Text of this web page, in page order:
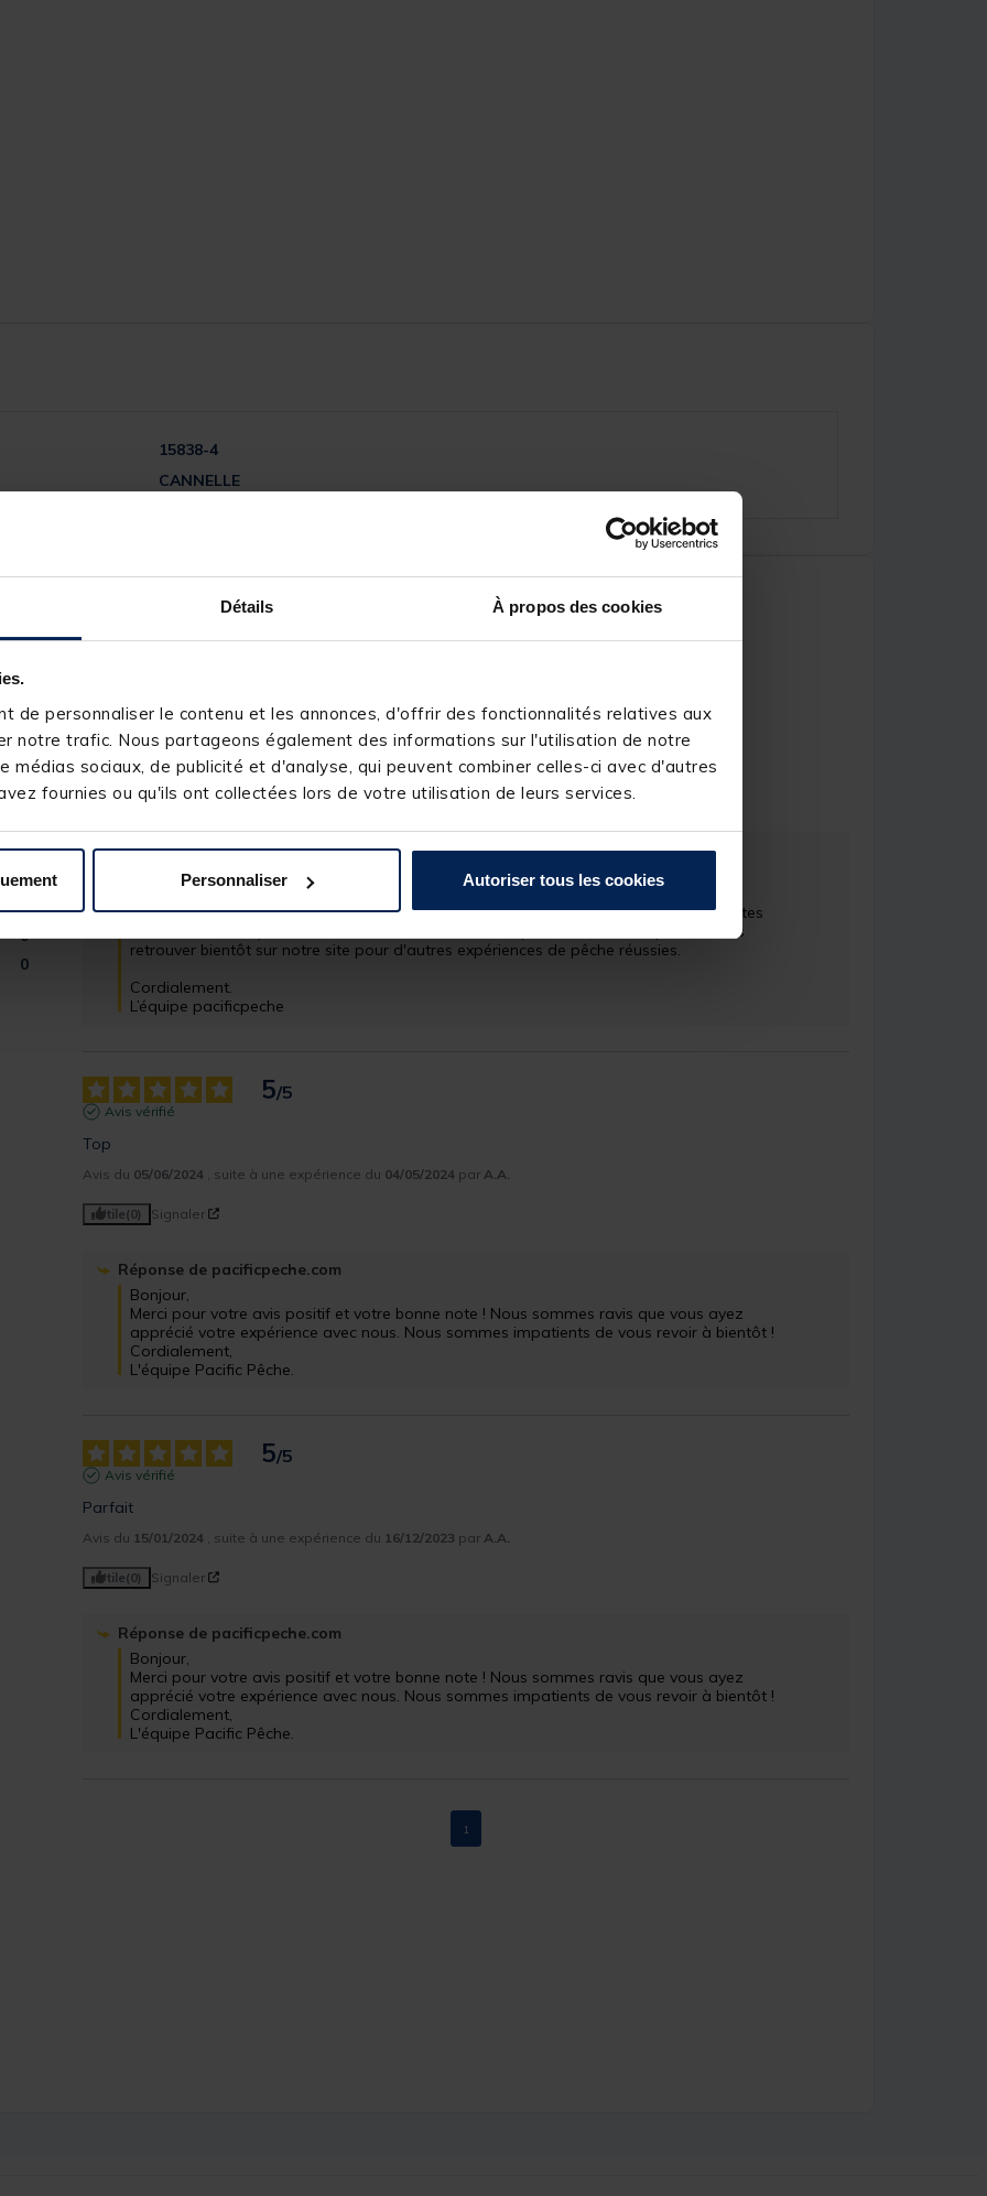
Détails À propos des cookies
de personnaliser le contenu et les annonces, d'offrir des fonctionnalités relatives aux
notre trafic. Nous partageons également des informations sur l'utilisation de notre
médias sociaux, de publicité et d'analyse, qui peuvent combiner celles-ci avec d'autres
fournies ou qu'ils ont collectées lors de votre utilisation de leurs services.
Personnaliser Autoriser tous les cookies
15838-4
CANNELLE
3
0
0
0
0
tres bien
27/01/2026 , suite à une expérience du
Utile(0) Signaler
Réponse depacificpeche.com
Bonjour,
Merci beaucoup pour votre avis positif ! Nous sommes ravis d'apprendre que vous êtes
satisfait de votre produit. Votre satisfaction est notre priorité, et nous espérons vous
retrouver bientôt sur notre site pour d'autres expériences de pêche réussies.
Cordialement.
L’équipe pacificpeche
5/5
Avis vérifié
Top
Avis du 05/06/2024 , suite à une expérience du 04/05/2024 par A.A.
Utile(0) Signaler
Réponse de pacificpeche.com
Bonjour,
Merci pour votre avis positif et votre bonne note ! Nous sommes ravis que vous ayez
apprécié votre expérience avec nous. Nous sommes impatients de vous revoir à bientôt !
Cordialement,
L'équipe Pacific Pêche.
5/5
Avis vérifié
Parfait
Avis du 15/01/2024 , suite à une expérience du 16/12/2023 par A.A.
Utile(0) Signaler
Réponse de pacificpeche.com
Bonjour,
Merci pour votre avis positif et votre bonne note ! Nous sommes ravis que vous ayez
apprécié votre expérience avec nous. Nous sommes impatients de vous revoir à bientôt !
Cordialement,
L'équipe Pacific Pêche.
1